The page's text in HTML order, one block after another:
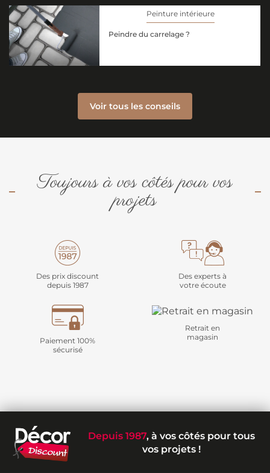
Peinture intérieure
Peindre du carrelage ?
Voir tous les conseils
Toujours à vos côtés pour vos
projets
Des prix discount
depuis 1987
Des experts à
votre écoute
Paiement 100%
sécurisé
Retrait en
magasin
Depuis 1987, à vos côtés pour tous
vos projets !